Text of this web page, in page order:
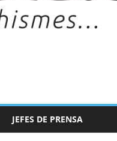
JEFES DE PRENSA